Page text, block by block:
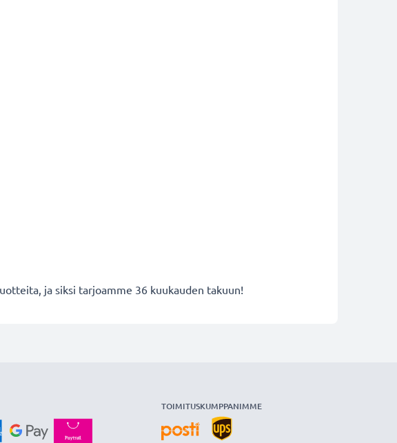
ja siksi tarjoamme 36 kuukauden takuun!
TOIMITUSKUMPPANIMME